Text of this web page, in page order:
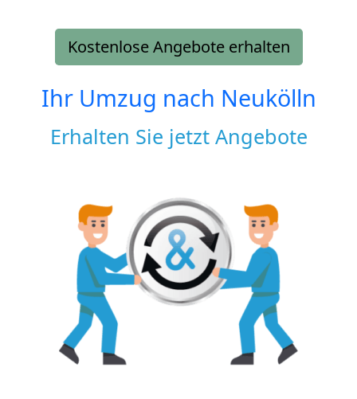
Kostenlose Angebote erhalten
Ihr Umzug nach Neukölln
Erhalten Sie jetzt Angebote